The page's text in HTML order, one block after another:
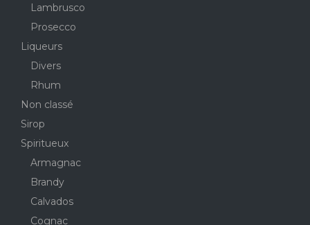
Lambrusco
Prosecco
Liqueurs
Divers
Rhum
Non classé
Sirop
Spiritueux
Armagnac
Brandy
Calvados
Cognac